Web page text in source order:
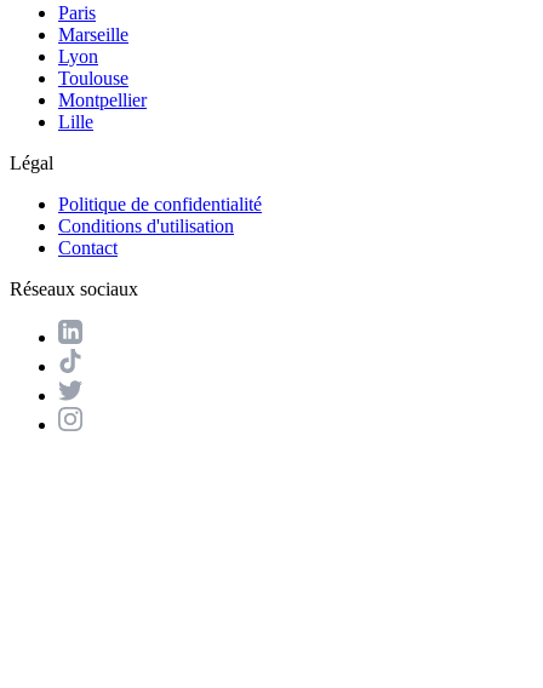
Paris
Marseille
Lyon
Toulouse
Montpellier
Lille
Légal
Politique de confidentialité
Conditions d'utilisation
Contact
Réseaux sociaux